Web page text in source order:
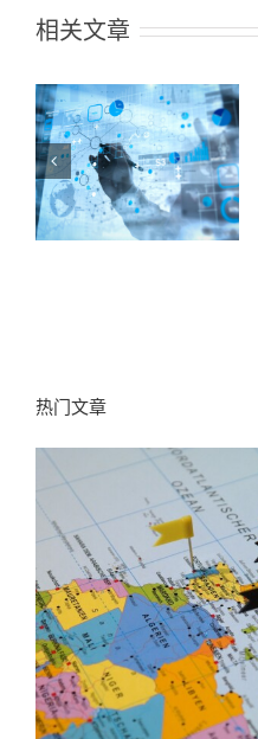
相关文章
史上最全猎头BD
流程攻略（内含
关键Q&A）
热门文章